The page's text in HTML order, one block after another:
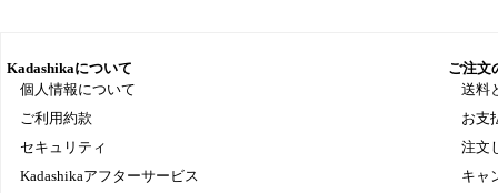
Kadashikaについて
個人情報について
ご利用約款
セキュリティ
Kadashikaアフターサービス
ご注文
送料
お支
注文
キャ